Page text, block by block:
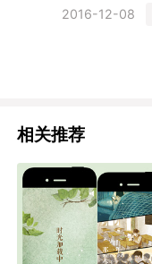
2016-12-08
相关推荐